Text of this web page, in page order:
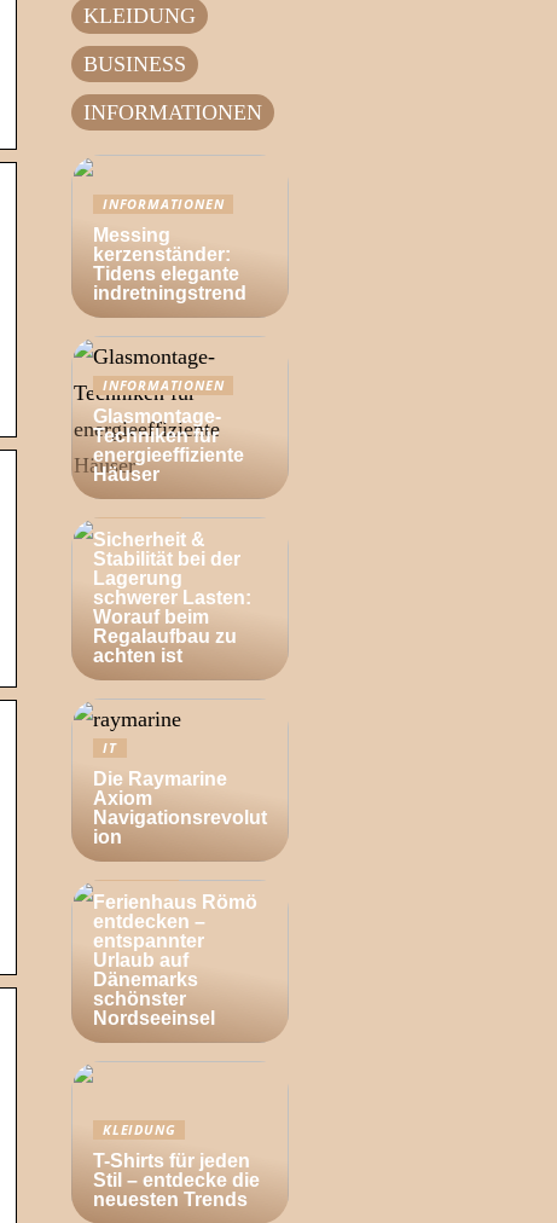
KLEIDUNG
BUSINESS
INFORMATIONEN
INFORMATIONEN
Messing
kerzenständer:
Tidens elegante
indretningstrend
INFORMATIONEN
Glasmontage-
Techniken für
energieeffiziente
Häuser
Sicherheit &
Stabilität bei der
Lagerung
schwerer Lasten:
Worauf beim
Regalaufbau zu
achten ist
IT
Die Raymarine
Axiom
Navigationsrevolut
ion
Ferienhaus Römö
entdecken –
entspannter
Urlaub auf
Dänemarks
schönster
Nordseeinsel
KLEIDUNG
T-Shirts für jeden
Stil – entdecke die
neuesten Trends